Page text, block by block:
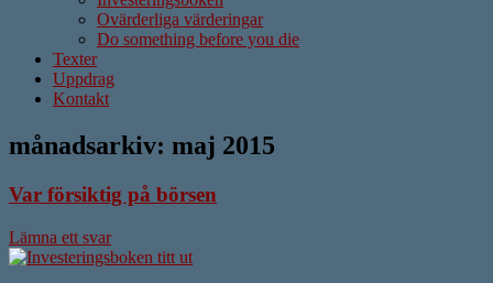
Ovärderliga värderingar
Do something before you die
Texter
Uppdrag
Kontakt
månadsarkiv: maj 2015
Var försiktig på börsen
Lämna ett svar